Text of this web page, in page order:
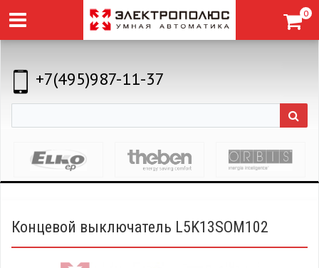
0
+7(495)987-11-37
Концевой выключатель L5K13SOM102